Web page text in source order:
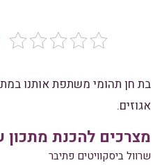
בת חן תהומי משתפת אותנו
אגוזים.
מצרכים להכנת מתכון
שרוול ביסקוויטים פתיבר